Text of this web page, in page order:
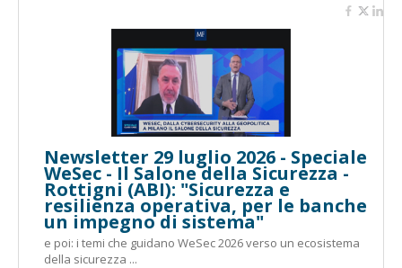
Newsletter 29 luglio 2026 - Speciale
WeSec - Il Salone della Sicurezza -
Rottigni (ABI): "Sicurezza e
resilienza operativa, per le banche
un impegno di sistema"
e poi: i temi che guidano WeSec 2026 verso un ecosistema
della sicurezza ...